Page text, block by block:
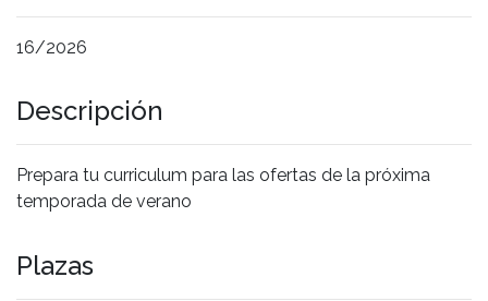
16/2026
Descripción
Prepara tu curriculum para las ofertas de la próxima
temporada de verano
Plazas